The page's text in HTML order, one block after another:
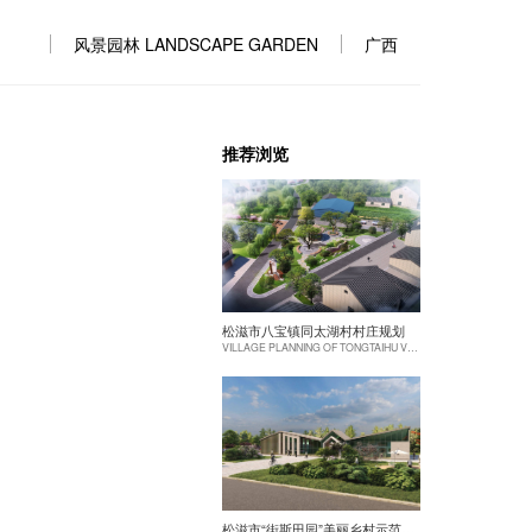
风景园林 LANDSCAPE GARDEN 广西
推荐浏览
松滋市八宝镇同太湖村村庄规划
松滋市“街斯田园”美丽乡村示范片建设项目